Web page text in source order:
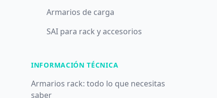
Armarios de carga
SAI para rack y accesorios
INFORMACIÓN TÉCNICA
Armarios rack: todo lo que necesitas
saber